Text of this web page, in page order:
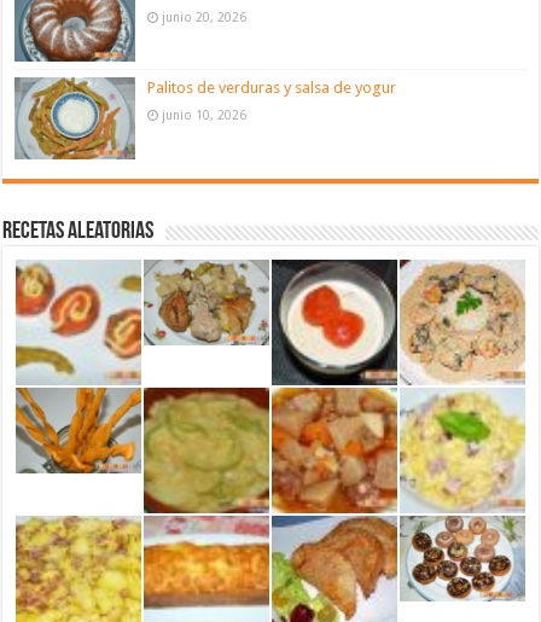
junio 20, 2026
Palitos de verduras y salsa de yogur
junio 10, 2026
Recetas aleatorias